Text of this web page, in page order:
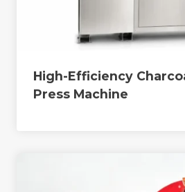
High-Efficiency
Press Machine